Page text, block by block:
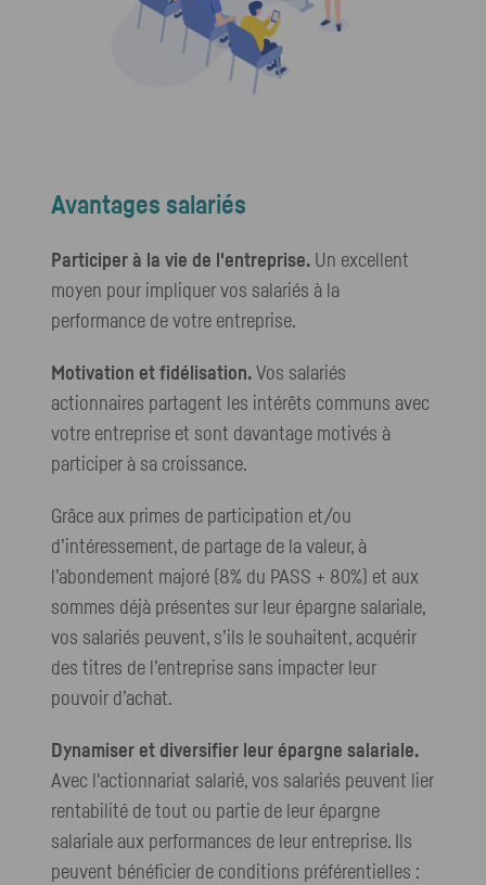
Avantages salariés
Participer à la vie de l'entreprise. Un excellent
moyen pour impliquer vos salariés à la
performance de votre entreprise.
Motivation et fidélisation. Vos salariés
actionnaires partagent les intérêts communs avec
votre entreprise et sont davantage motivés à
participer à sa croissance.
Grâce aux primes de participation et/ou
d’intéressement, de partage de la valeur, à
l’abondement majoré (8% du PASS + 80%) et aux
sommes déjà présentes sur leur épargne salariale,
vos salariés peuvent, s’ils le souhaitent, acquérir
des titres de l’entreprise sans impacter leur
pouvoir d’achat.
Dynamiser et diversifier leur épargne salariale.
Avec l'actionnariat salarié, vos salariés peuvent lier
rentabilité de tout ou partie de leur épargne
salariale aux performances de leur entreprise. Ils
peuvent bénéficier de conditions préférentielles :